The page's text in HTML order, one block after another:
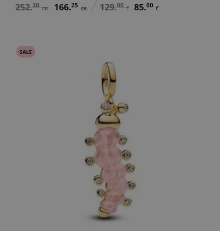
252.30 лв. 166.25 лв. 129.00 € 85.00 €
SALE